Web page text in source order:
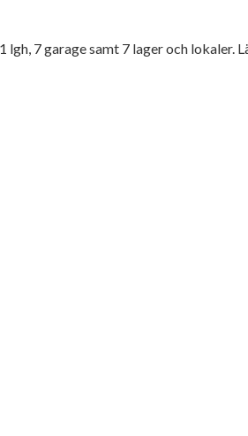
7 garage samt 7 lager och lokaler.